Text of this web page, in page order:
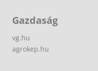
Gazdaság
vg.hu
agrokep.hu